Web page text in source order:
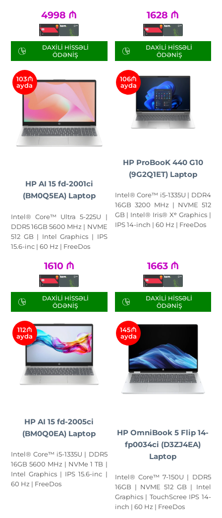
4998 ₼
DAXILI HISSƏLI
ÖDƏNIŞ
1628 ₼
DAXILI HISSƏLI
ÖDƏNIŞ
103₼
ayda
HP AI 15 fd-2001ci
(BM0Q5EA) Laptop
Intel® Core™ Ultra 5-225U |
DDR5 16GB 5600 MHz | NVME
512 GB | Intel Graphics | IPS
15.6-inc | 60 Hz | FreeDos
1610 ₼
DAXILI HISSƏLI
ÖDƏNIŞ
106₼
ayda
HP ProBooK 440 G10
(9G2Q1ET) Laptop
Intel® Core™ i5-1335U | DDR4
16GB 3200 MHz | NVME 512
GB | Intel® Iris® Xᵉ Graphics |
IPS 14-inch | 60 Hz | FreeDos
1663 ₼
DAXILI HISSƏLI
ÖDƏNIŞ
112₼
ayda
HP AI 15 fd-2005ci
(BM0Q0EA) Laptop
Intel® Core™ i5-1335U | DDR5
16GB 5600 MHz | NVMe 1 TB |
Intel Graphics | IPS 15.6-inc |
60 Hz | FreeDos
145₼
ayda
HP OmniBook 5 Flip 14-
fp0034ci (D3ZJ4EA)
Laptop
Intel® Core™ 7-150U | DDR5
16GB | NVME 512 GB | Intel
Graphics | TouchScree IPS 14-
inch | 60 Hz | FreeDos